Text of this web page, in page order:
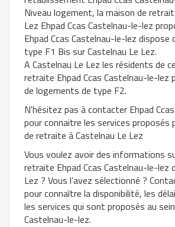
Niveau logement, la maison de
Lez Ehpad Ccas Castelnau-le-lez
Ehpad Ccas Castelnau-le-lez dispose
type F1 Bis sur Castelnau Le Lez.
A Castelnau Le Lez les résidents de
retraite Ehpad Ccas Castelnau-le-lez
de logements de type F2.
N'hésitez pas à contacter Ehpad
pour connaitre les services proposés
de retraite à Castelnau Le Lez
Vous voulez avoir des informations
retraite Ehpad Ccas Castelnau-le-lez
Lez ? Vous l’avez sélectionné ?
pour connaître la disponibilité, les
les services qui sont proposés au
Castelnau-le-lez.